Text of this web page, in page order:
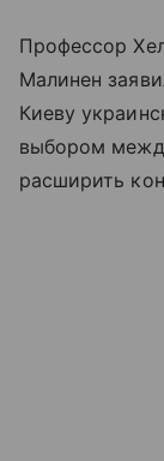
Профессор
Малинен
Киеву
выбором
расширить